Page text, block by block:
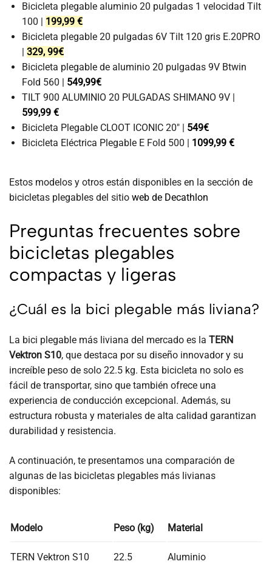
Bicicleta plegable aluminio 20 pulgadas 1 velocidad Tilt
100 | 199,99 €
Bicicleta plegable 20 pulgadas 6V Tilt 120 gris E.20PRO
| 329, 99€
Bicicleta plegable de aluminio 20 pulgadas 9V Btwin
Fold 560 | 549,99€
TILT 900 ALUMINIO 20 PULGADAS SHIMANO 9V |
599,99 €
Bicicleta Plegable CLOOT ICONIC 20″ | 549€
Bicicleta Eléctrica Plegable E Fold 500 | 1099,99 €
Estos modelos y otros están disponibles en la sección de
bicicletas plegables del sitio web de Decathlon
Preguntas frecuentes sobre
bicicletas plegables
compactas y ligeras
¿Cuál es la bici plegable más liviana?
La bici plegable más liviana del mercado es la TERN
Vektron S10, que destaca por su diseño innovador y su
increíble peso de solo 22.5 kg. Esta bicicleta no solo es
fácil de transportar, sino que también ofrece una
experiencia de conducción excepcional. Además, su
estructura robusta y materiales de alta calidad garantizan
durabilidad y resistencia.
A continuación, te presentamos una comparación de
algunas de las bicicletas plegables más livianas
disponibles:
Modelo Peso (kg) Material
TERN Vektron S10 22.5 Aluminio